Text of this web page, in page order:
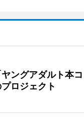
ングアダルト本コ
ロジェクト